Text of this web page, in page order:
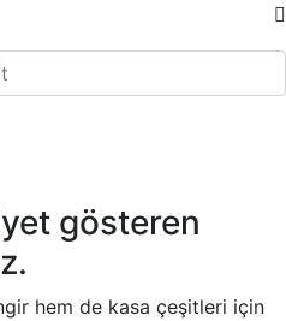
gösteren
hem de kasa çeşitleri için